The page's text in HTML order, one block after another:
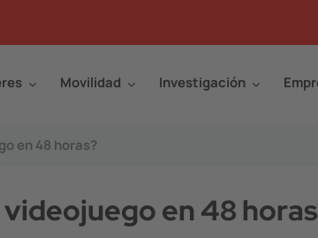
Movilidad Investigación
en 48 horas?
en 48